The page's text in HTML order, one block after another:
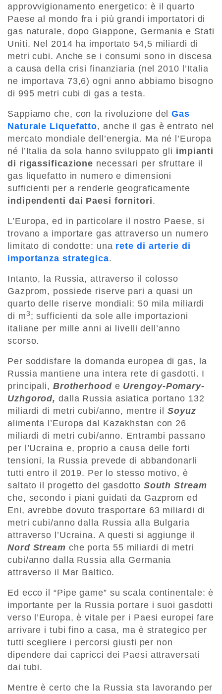
approvvigionamento energetico: è il quarto
Paese al mondo fra i più grandi importatori di
gas naturale, dopo Giappone, Germania e Stati
Uniti. Nel 2014 ha importato 54,5 miliardi di
metri cubi. Anche se i consumi sono in discesa
a causa della crisi finanziaria (nel 2010 l’Italia
ne importava 73,6) ogni anno abbiamo bisogno
di 995 metri cubi di gas a testa.
Sappiamo che, con la rivoluzione delGas
Naturale Liquefatto, anche il gas è entrato nel
mercato mondiale dell’energia. Ma né l’Europa
né l’Italia da sola hanno sviluppato gli impianti
di rigassificazione necessari per sfruttare il
gas liquefatto in numero e dimensioni
sufficienti per a renderle geograficamente
indipendenti dai Paesi fornitori.
L’Europa, ed in particolare il nostro Paese, si
trovano a importare gas attraverso un numero
limitato di condotte: una rete di arterie di
importanza strategica.
Intanto, la Russia, attraverso il colosso
Gazprom, possiede riserve pari a quasi un
quarto delle riserve mondiali: 50 mila miliardi
di m3 ; sufficienti da sole alle importazioni
italiane per mille anni ai livelli dell’anno
scorso.
Per soddisfare la domanda europea di gas, la
Russia mantiene una intera rete di gasdotti. I
principali, Brotherhoode Urengoy-Pomary-
Uzhgorod, dalla Russia asiatica portano 132
miliardi di metri cubi/anno, mentre ilSoyuz
alimenta l’Europa dal Kazakhstan con 26
miliardi di metri cubi/anno. Entrambi passano
per l’Ucraina e, proprio a causa delle forti
tensioni, la Russia prevede di abbandonarli
tutti entro il 2019. Per lo stesso motivo, è
saltato il progetto del gasdotto South Stream
che, secondo i piani guidati da Gazprom ed
Eni, avrebbe dovuto trasportare 63 miliardi di
metri cubi/anno dalla Russia alla Bulgaria
attraverso l’Ucraina. A questi si aggiunge il
Nord Stream che porta 55 miliardi di metri
cubi/anno dalla Russia alla Germania
attraverso il Mar Baltico.
Ed ecco il “Pipe game” su scala continentale: è
importante per la Russia portare i suoi gasdotti
verso l’Europa, è vitale per i Paesi europei fare
arrivare i tubi fino a casa, ma è strategico per
tutti scegliere i percorsi giusti per non
dipendere dai capricci dei Paesi attraversati
dai tubi.
Mentre è certo che la Russia sta lavorando per